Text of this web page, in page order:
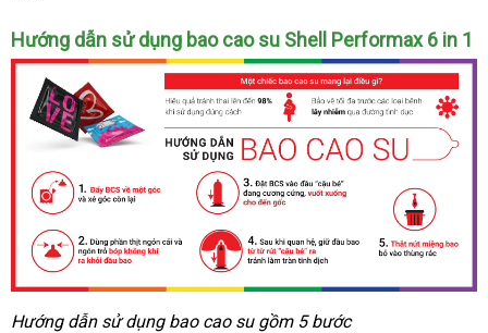
Hướng dẫn sử dụng bao cao su Shell Performax 6 in 1
Hướng dẫn sử dụng bao cao su gồm 5 bước